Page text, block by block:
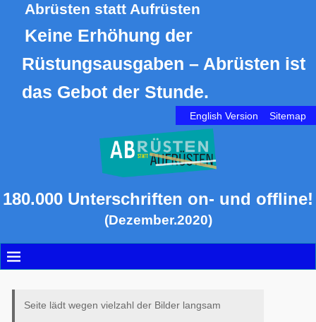
Abrüsten statt Aufrüsten
Keine Erhöhung der
Rüstungsausgaben – Abrüsten ist
das Gebot der Stunde.
English Version Sitemap
180.000 Unterschriften on- und offline!
(Dezember.2020)
Seite lädt wegen vielzahl der Bilder langsam